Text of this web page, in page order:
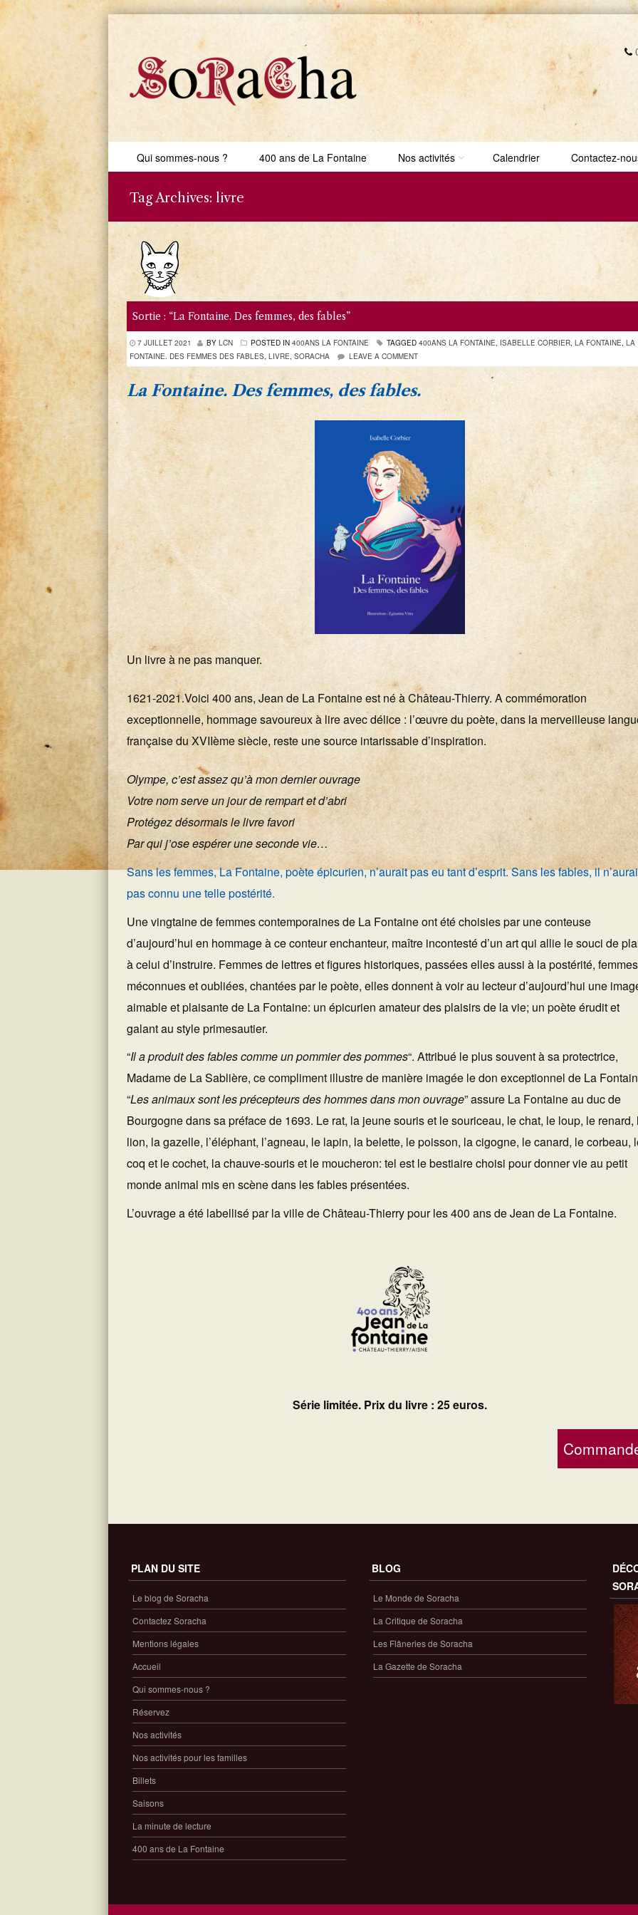
Menu
Skip to content
Qui sommes-nous ? 400 ans de La Fontaine Nos activités Calendrier Contactez-
Tag Archives: livre
Sortie : “La Fontaine. Des femmes, des fables”
7 JUILLET 2021 BY LCN POSTED IN 400ANS LA FONTAINE TAGGED 400ANS LA FONTAINE, ISABELLE CORBIER, LA FONTAINE, LA
FONTAINE. DES FEMMES DES FABLES, LIVRE, SORACHA LEAVE A COMMENT
La Fontaine. Des femmes, des fables.
Un livre à ne pas manquer.
1621-2021.Voici 400 ans, Jean de La Fontaine est né à Château-Thierry. A commémoration
exceptionnelle, hommage savoureux à lire avec délice : l’œuvre du poète, dans la merveilleuse
française du XVIIème siècle, reste une source intarissable d’inspiration.
Olympe, c’est assez qu’à mon dernier ouvrage
Votre nom serve un jour de rempart et d’abri
Protégez désormais le livre favori
Par qui j’ose espérer une seconde vie…
Sans les femmes, La Fontaine, poète épicurien, n’aurait pas eu tant d’esprit. Sans les fables, il
pas connu une telle postérité.
Une vingtaine de femmes contemporaines de La Fontaine ont été choisies par une conteuse
d’aujourd’hui en hommage à ce conteur enchanteur, maître incontesté d’un art qui allie le souci de
à celui d’instruire. Femmes de lettres et figures historiques, passées elles aussi à la postérité, femmes
méconnues et oubliées, chantées par le poète, elles donnent à voir au lecteur d’aujourd’hui une
aimable et plaisante de La Fontaine: un épicurien amateur des plaisirs de la vie; un poète érudit et
galant au style primesautier.
“Il a produit des fables comme un pommier des pommes“. Attribué le plus souvent à sa protectrice,
Madame de La Sablière, ce compliment illustre de manière imagée le don exceptionnel de La
“Les animaux sont les précepteurs des hommes dans mon ouvrage” assure La Fontaine au duc de
Bourgogne dans sa préface de 1693. Le rat, la jeune souris et le souriceau, le chat, le loup, le renard,
lion, la gazelle, l’éléphant, l’agneau, le lapin, la belette, le poisson, la cigogne, le canard, le corbeau,
coq et le cochet, la chauve-souris et le moucheron: tel est le bestiaire choisi pour donner vie au petit
monde animal mis en scène dans les fables présentées.
L’ouvrage a été labellisé par la ville de Château-Thierry pour les 400 ans de Jean de La Fontaine.
Série limitée. Prix du livre : 25 euros.
PLAN DU SITE
Le blog de Soracha
Contactez Soracha
Mentions légales
Accueil
Qui sommes-nous ?
Réservez
Nos activités
Nos activités pour les familles
Billets
Saisons
La minute de lecture
400 ans de La Fontaine
BLOG
Le Monde de Soracha
La Critique de Soracha
Les Flâneries de Soracha
La Gazette de Soracha